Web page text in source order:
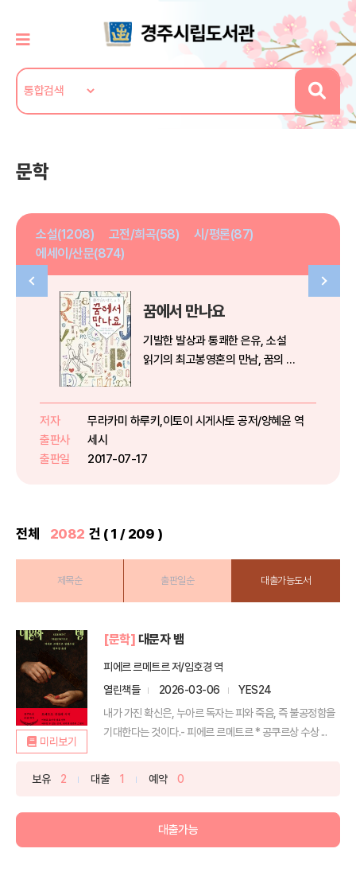
문학
소설(1208) 고전/희곡(58)
시/평론(87)
에세이/산문(874)
꿈에서 만나요
기발한 발상과 통쾌한 은유, 소설
읽기의 최고봉영혼의 만남, 꿈의 대
댄스』 등 수많은 베스트셀러를 썼
고 있는 세계적인 무라카미 하루...
저자
무라카미 하루키,이토이 시게사토 공저/양혜윤 역
출판사
세시
출판일
2017-07-17
전체 2082 건 ( 1 / 209 )
제목순 출판일순 대출가능도서
미리보기
[문학] 대문자 뱀
피에르 르메트르 저/임호경 역
열린책들
2026-03-06
YES24
내가 가진 확신은, 누아르 독자는 피와 죽음, 즉 불공정함을
기대한다는 것이다.- 피에르 르메트르 * 공쿠르상 수상 ...
보유 2 대출 1 예약 0
대출가능